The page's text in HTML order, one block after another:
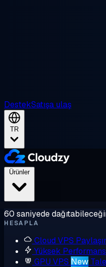
DestekSatışa ulaş
TR
Ürünler
60 saniyede
HESAPLA
Cloud VPS
Yüksek
GPU VPS New